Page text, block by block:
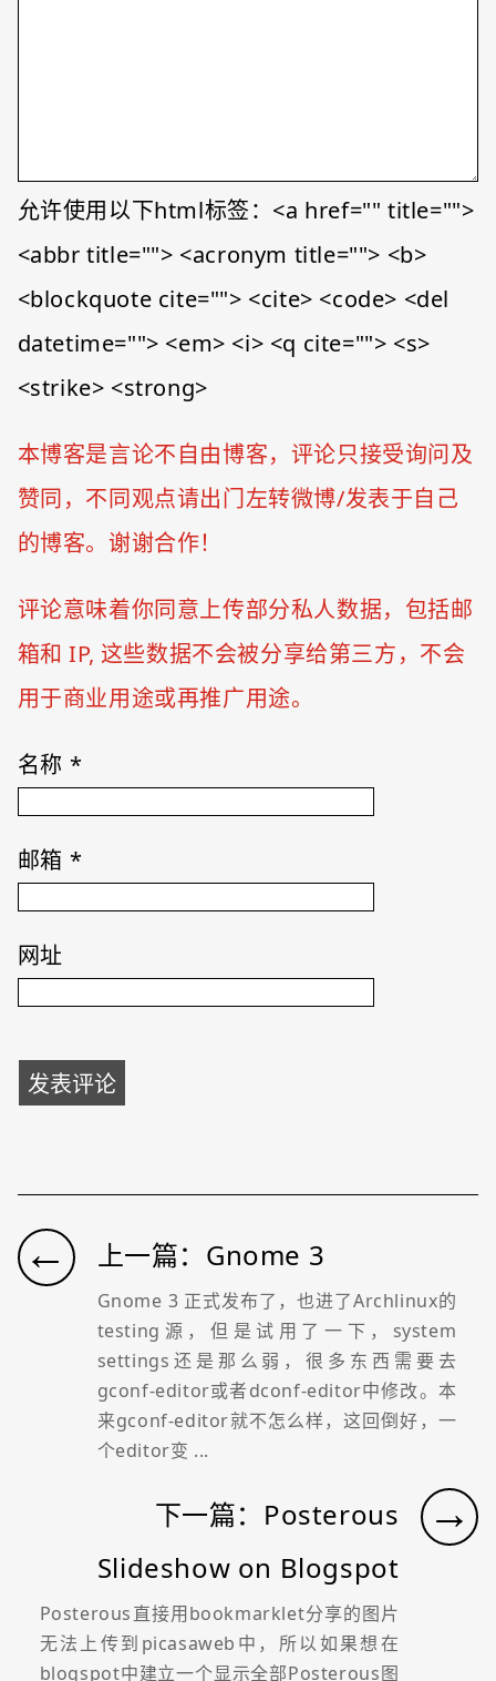
允许使用以下html标签：<a href="" title="">
<abbr title=""> <acronym title=""> <b>
<blockquote cite=""> <cite> <code> <del
datetime=""> <em> <i> <q cite=""> <s>
<strike> <strong>
本博客是言论不自由博客，评论只接受询问及
赞同，不同观点请出门左转微博/发表于自己
的博客。谢谢合作！
评论意味着你同意上传部分私人数据，包括邮
箱和 IP, 这些数据不会被分享给第三方，不会
用于商业用途或再推广用途。
名称 *
邮箱 *
网址
← 上一篇：Gnome 3
Gnome 3 正式发布了，也进了Archlinux的
testing源，但是试用了一下，system
settings还是那么弱，很多东西需要去
gconf-editor或者dconf-editor中修改。本
来gconf-editor就不怎么样，这回倒好，一
个editor变 ...
→
下一篇：Posterous
Slideshow on Blogspot
Posterous直接用bookmarklet分享的图片
无法上传到picasaweb中，所以如果想在
blogspot中建立一个显示全部Posterous图